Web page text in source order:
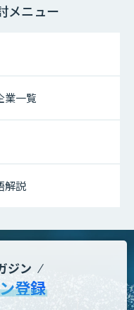
メニュー
業一覧
解説
ジン
登録